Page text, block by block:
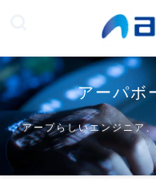
アーパボ
アープらしいエンジニア